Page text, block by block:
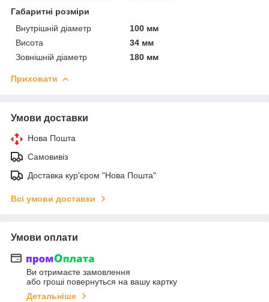
Габаритні розміри
Внутрішній діаметр
100 мм
Висота
34 мм
Зовнішній діаметр
180 мм
Приховати
Умови доставки
Нова Пошта
Самовивіз
Доставка кур'єром "Нова Пошта"
Всі умови доставки
Умови оплати
Ви отримаєте замовлення
або гроші повернуться на вашу картку
Детальніше